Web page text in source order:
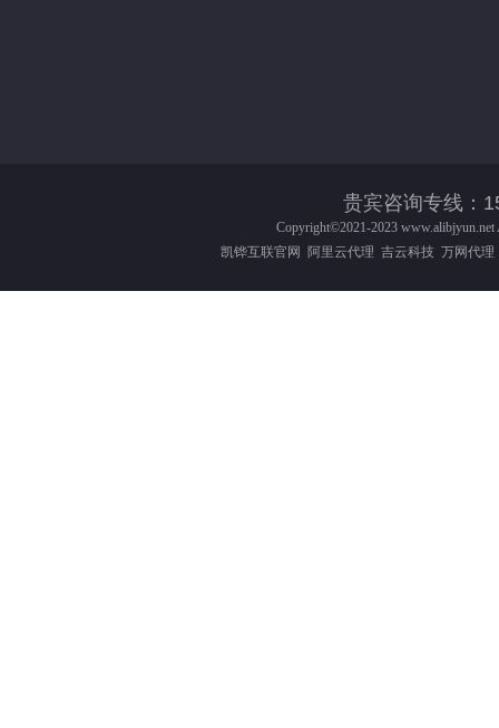
贵宾咨询专线：158-
Copyright©2021-2023 www.alibjyun.net
凯铧互联官网
阿里云代理 吉云科技 万网代理